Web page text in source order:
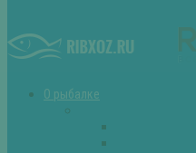
О рыбалке